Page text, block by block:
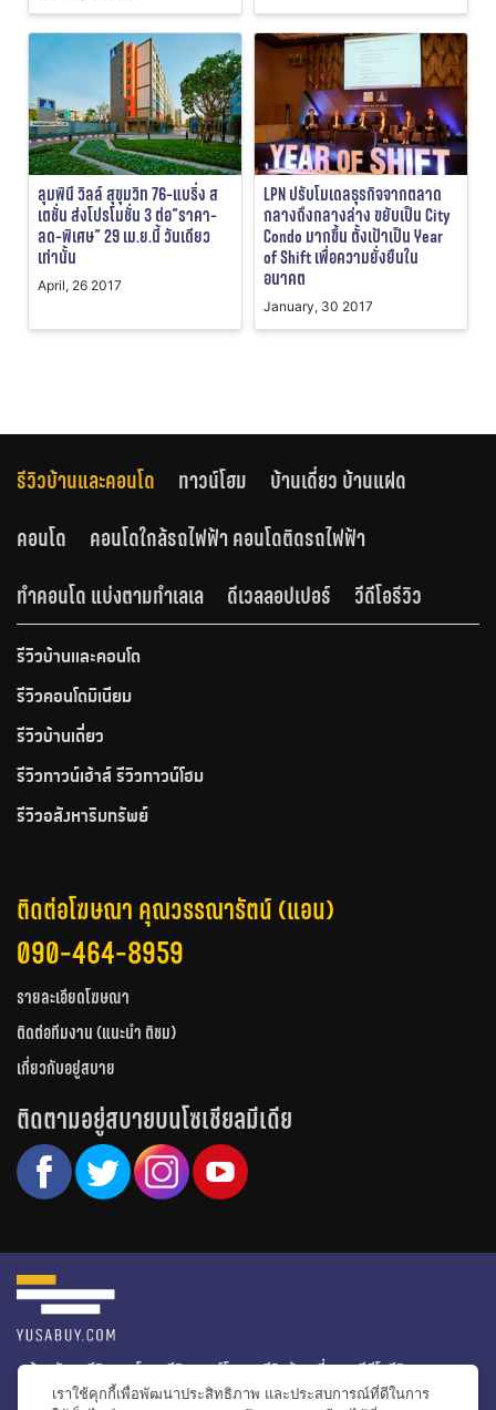
ลุมพินี วิลล์ สุขุมวิท 76-แบริ่ง ส
เตชั่น ส่งโปรโมชั่น 3 ต่อ”ราคา-
ลด-พิเศษ” 29 เม.ย.นี้ วันเดียว
เท่านั้น
April, 26 2017
LPN ปรับโมเดลธุรกิจจากตลาด
กลางถึงกลางล่าง ขยับเป็น City
Condo มากขึ้น ตั้งเป้าเป็น Year
of Shift เพื่อความยั่งยืนใน
อนาคต
January, 30 2017
รีวิวบ้านและคอนโด ทาวน์โฮม
บ้านเดี่ยว บ้านแฝด
คอนโด
คอนโดใกล้รถไฟฟ้า คอนโดติดรถไฟฟ้า
ทำคอนโด แบ่งตามทำเลเล
ดีเวลลอปเปอร์ วีดีโอรีวิว
รีวิวบ้านและคอนโด
รีวิวคอนโดมิเนียม
รีวิวบ้านเดี่ยว
รีวิวทาวน์เฮ้าส์ รีวิวทาวน์โฮม
รีวิวอสังหาริมทรัพย์
ติดต่อโฆษณา คุณวรรณารัตน์ (แอน)
090-464-8959
รายละเอียดโฆษณา
ติดต่อทีมงาน (แนะนำ ติชม)
เกี่ยวกับอยู่สบาย
ติดตามอยู่สบายบนโซเชียลมีเดีย
หน้าหลัก รีวิวคอนโด รีวิวทาวน์โฮม รีวิวบ้านเดี่ยว
วีดีโอรีวิว
เราใช้คุกกี้เพื่อพัฒนาประสิทธิภาพ และประสบการณ์ที่ดีในการ